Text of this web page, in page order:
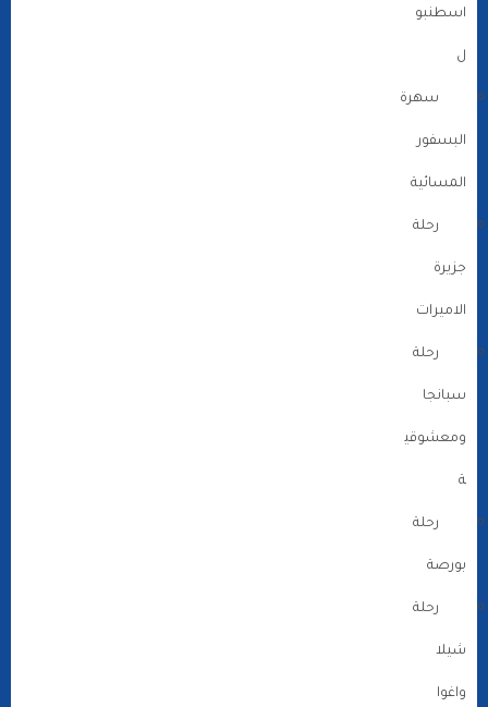
اسطنبو
ل
سهرة
البسفور
المسائية
رحلة
جزيرة
الاميرات
رحلة
سبانجا
ومعشوقي
ة
رحلة
بورصة
رحلة
شيلا
واغوا